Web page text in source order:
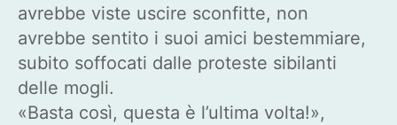
avrebbe viste uscire sconfitte, non
avrebbe sentito i suoi amici bestemmiare,
subito soffocati dalle proteste sibilanti
delle mogli.
«Basta così, questa è l’ultima volta!»,